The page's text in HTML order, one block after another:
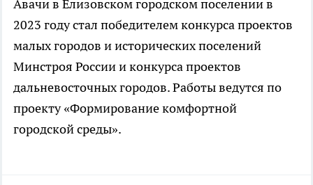
Авачи в Елизовском городском поселении в
2023 году стал победителем конкурса проектов
малых городов и исторических поселений
Минстроя России и конкурса проектов
дальневосточных городов. Работы ведутся по
проекту «Формирование комфортной
городской среды».